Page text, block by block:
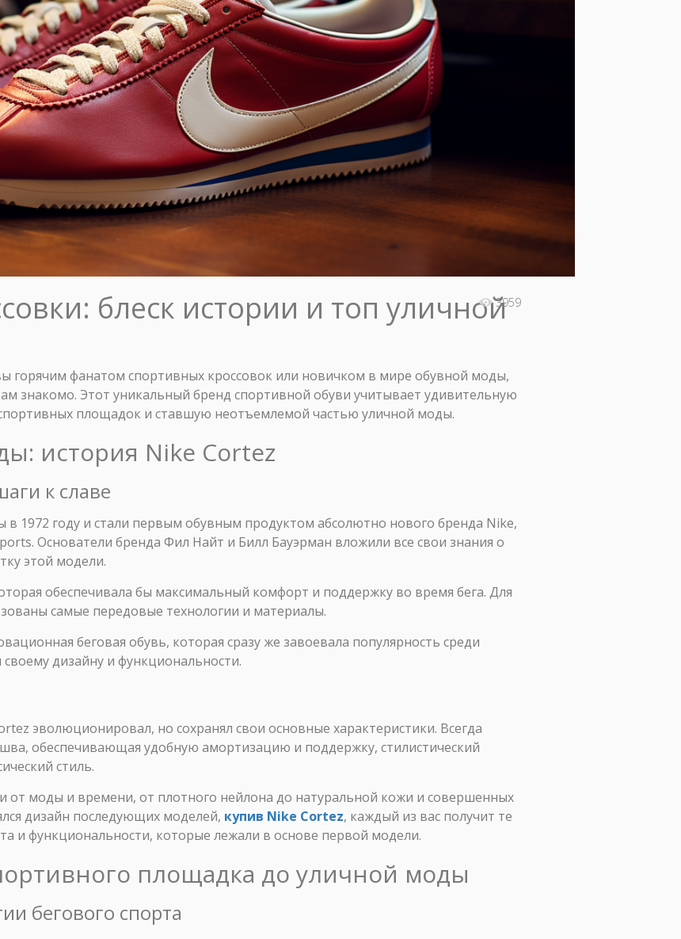
блеск истории и топ уличной3959
горячим фанатом спортивных кроссовок или новичком в мире обувной моды,
знакомо. Этот уникальный бренд спортивной обуви учитывает удивительную
площадок и ставшую неотъемлемой частью уличной моды.
история Nike Cortez
к славе
в 1972 году и стали первым обувным продуктом абсолютно нового бренда Nike,
Основатели бренда Фил Найт и Билл Бауэрман вложили все свои знания о
этой модели.
обеспечивала бы максимальный комфорт и поддержку во время бега. Для
самые передовые технологии и материалы.
беговая обувь, которая сразу же завоевала популярность среди
дизайну и функциональности.
эволюционировал, но сохранял свои основные характеристики. Всегда
обеспечивающая удобную амортизацию и поддержку, стилистический
стиль.
от моды и времени, от плотного нейлона до натуральной кожи и совершенных
дизайн последующих моделей, купив Nike Cortez, каждый из вас получит те
и функциональности, которые лежали в основе первой модели.
площадка до уличной моды
бегового спорта